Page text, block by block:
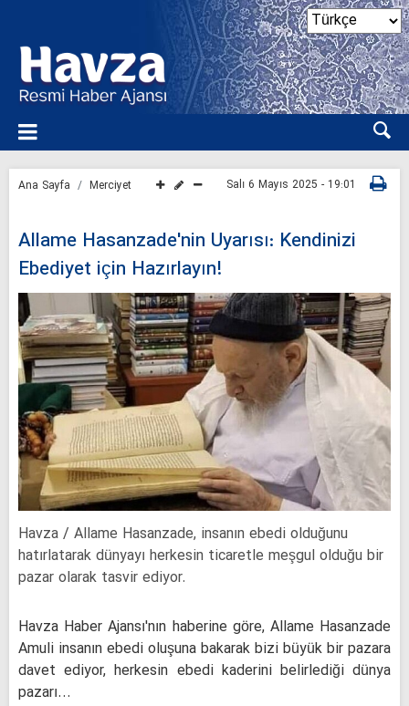
Ana Sayfa Merciyet Salı 6 Mayıs 2025 - 19:01
Allame Hasanzade'nin Uyarısı: Kendinizi
Ebediyet için Hazırlayın!
Havza / Allame Hasanzade, insanın ebedi olduğunu
hatırlatarak dünyayı herkesin ticaretle meşgul olduğu bir
pazar olarak tasvir ediyor.
Havza Haber Ajansı'nın haberine göre, Allame Hasanzade
Amuli insanın ebedi oluşuna bakarak bizi büyük bir pazara
davet ediyor, herkesin ebedi kaderini belirlediği dünya
pazarı...